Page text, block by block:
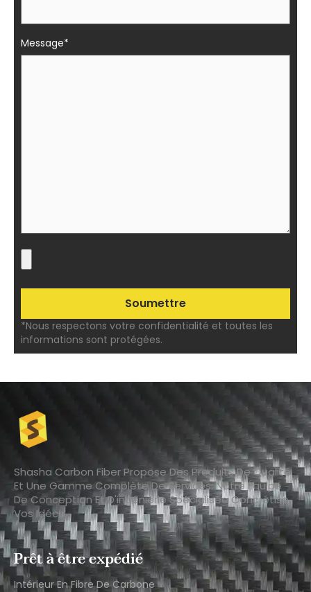
Message*
*Nous respectons votre confidentialité et toutes les
informations sont protégées.
Shasha Carbon Fiber Propose Des Produits De Qualité
Et Une Gamme Complète De Services. Notre Équipe
De Conception Et D'ingénierie Spécialisée Concrétise
Vos Idées.
Prêt à être expédié
Intérieur En Fibre De Carbone